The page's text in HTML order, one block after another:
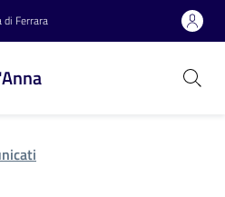
di Ferrara